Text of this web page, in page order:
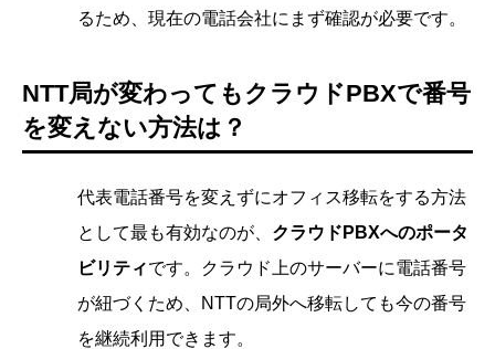
るため、現在の電話会社にまず確認が必要です。
NTT局が変わってもクラウドPBXで番号
を変えない方法は？
代表電話番号を変えずにオフィス移転をする方法
として最も有効なのが、 クラウドPBXへのポータ
ビリティです。クラウド上のサーバーに電話番号
が紐づくため、NTTの局外へ移転しても今の番号
を継続利用できます。